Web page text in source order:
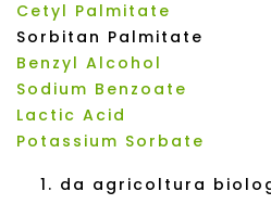
Cetyl Palmitate
Sorbitan Palmitate
Benzyl Alcohol
Sodium Benzoate
Lactic Acid
Potassium Sorbate
da agricoltura